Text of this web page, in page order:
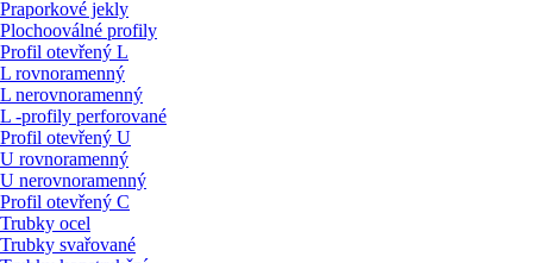
Praporkové jekly
Plochooválné profily
Profil otevřený L
L rovnoramenný
L nerovnoramenný
L -profily perforované
Profil otevřený U
U rovnoramenný
U nerovnoramenný
Profil otevřený C
Trubky ocel
Trubky svařované